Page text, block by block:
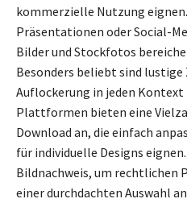
kommerzielle Nutzung
Präsentationen oder Social-
Bilder und Stockfotos
Besonders beliebt sind lustige
Auflockerung in jeden Kontext
Plattformen bieten eine
Download an, die einfach
für individuelle Designs
Bildnachweis, um rechtlichen
einer durchdachten Auswahl